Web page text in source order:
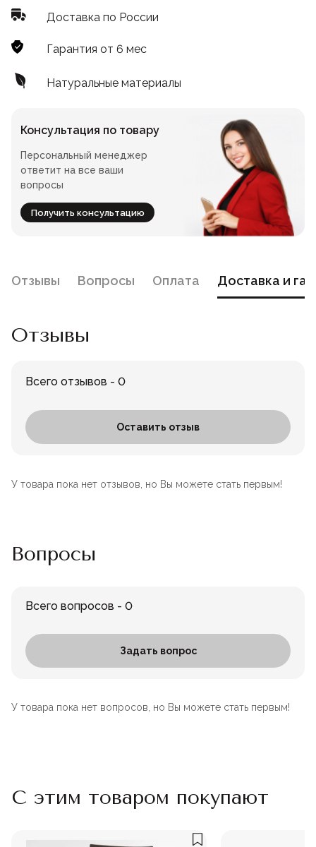
Доставка по России
Гарантия от 6 мес
Натуральные материалы
Консультация по товару
Персональный менеджер
ответит на все ваши
вопросы
Получить консультацию
Отзывы Вопросы Оплата Доставка и
Отзывы
Всего отзывов - 0
Оставить отзыв
У товара пока нет отзывов, но Вы можете стать первым!
Вопросы
Всего вопросов - 0
Задать вопрос
У товара пока нет вопросов, но Вы можете стать первым!
С этим товаром покупают
Барные
На металлокаркасе
Пластиковые
Круглые
Квадратные
На одной ножке
Мягкие
Банкетные
Для фудкорта
Для летнего кафе
Лофт
Складные стулья
Стойки
Предметы интерьера
Подушки
Скамейки